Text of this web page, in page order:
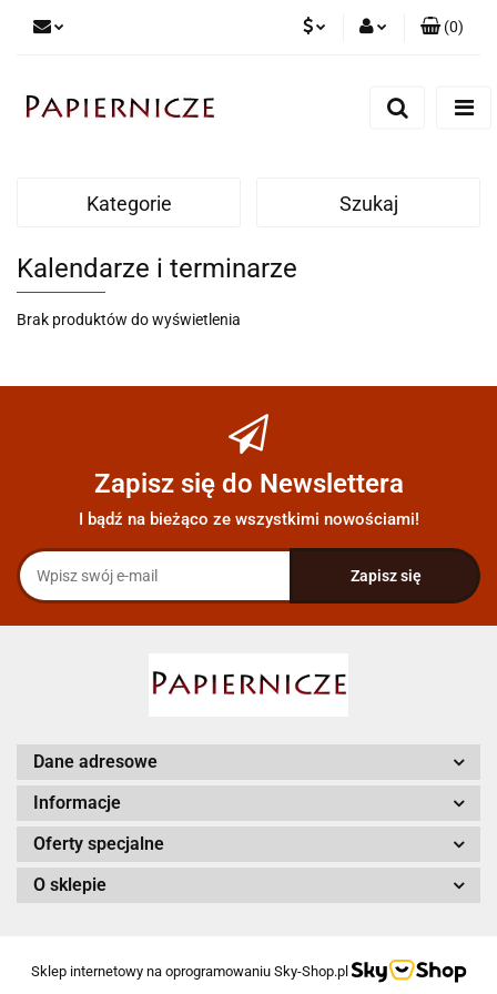
(0)
Kategorie Szukaj
Kalendarze i terminarze
Brak produktów do wyświetlenia
Zapisz się do Newslettera
I bądź na bieżąco ze wszystkimi nowościami!
Dane adresowe
Informacje
Oferty specjalne
O sklepie
Sklep internetowy na oprogramowaniu Sky-Shop.pl